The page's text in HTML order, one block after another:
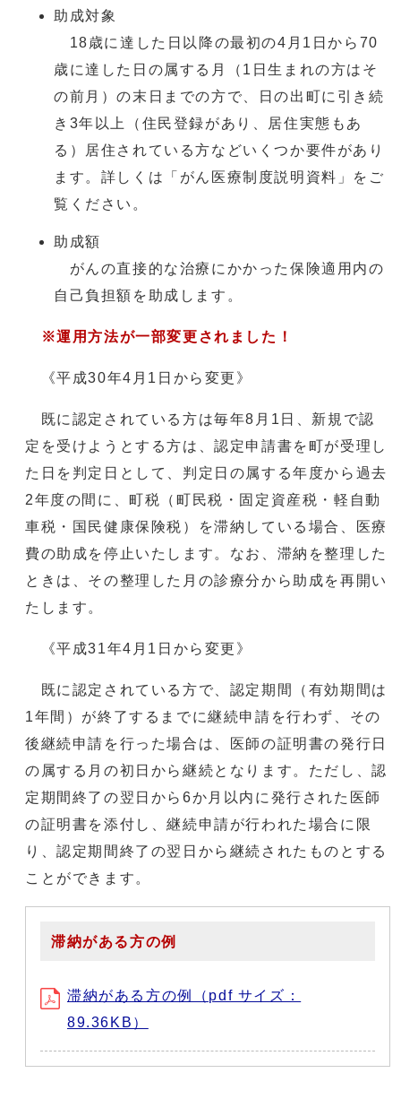
助成対象
18歳に達した日以降の最初の4月1日から70
歳に達した日の属する月（1日生まれの方はそ
の前月）の末日までの方で、日の出町に引き続
き3年以上（住民登録があり、居住実態もあ
る）居住されている方などいくつか要件があり
ます。詳しくは「がん医療制度説明資料」をご
覧ください。
助成額
がんの直接的な治療にかかった保険適用内の
自己負担額を助成します。
※運用方法が一部変更されました！
《平成30年4月1日から変更》
既に認定されている方は毎年8月1日、新規で認
定を受けようとする方は、認定申請書を町が受理し
た日を判定日として、判定日の属する年度から過去
2年度の間に、町税（町民税・固定資産税・軽自動
車税・国民健康保険税）を滞納している場合、医療
費の助成を停止いたします。なお、滞納を整理した
ときは、その整理した月の診療分から助成を再開い
たします。
《平成31年4月1日から変更》
既に認定されている方で、認定期間（有効期間は
1年間）が終了するまでに継続申請を行わず、その
後継続申請を行った場合は、医師の証明書の発行日
の属する月の初日から継続となります。ただし、認
定期間終了の翌日から6か月以内に発行された医師
の証明書を添付し、継続申請が行われた場合に限
り、認定期間終了の翌日から継続されたものとする
ことができます。
滞納がある方の例
滞納がある方の例（pdf サイズ：
89.36KB）